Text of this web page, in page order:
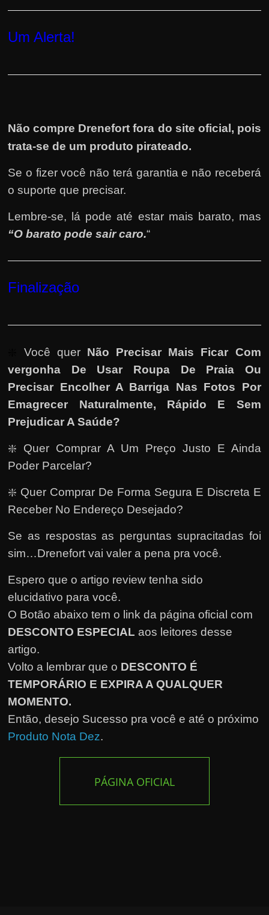
Um Alerta!
Não compre Drenefort fora do site oficial, pois
trata-se de um produto pirateado.
Se o fizer você não terá garantia e não receberá
o suporte que precisar.
Lembre-se, lá pode até estar mais barato, mas
“O barato pode sair caro.“
Finalização
Você quer Não Precisar Mais Ficar Com
vergonha De Usar Roupa De Praia Ou
Precisar Encolher A Barriga Nas Fotos Por
Emagrecer Naturalmente, Rápido E Sem
Prejudicar A Saúde?
❇️ Quer Comprar A Um Preço Justo E Ainda
Poder Parcelar?
❇️ Quer Comprar De Forma Segura E Discreta E
Receber No Endereço Desejado?
Se as respostas as perguntas supracitadas foi
sim…Drenefort vai valer a pena pra você.
Espero que o artigo review tenha sido
elucidativo para você.
O Botão abaixo tem o link da página oficial com
DESCONTO ESPECIAL aos leitores desse
artigo.
Volto a lembrar que o DESCONTO É
TEMPORÁRIO E EXPIRA A QUALQUER
MOMENTO.
Então, desejo Sucesso pra você e até o próximo
Produto Nota Dez.
PÁGINA OFICIAL